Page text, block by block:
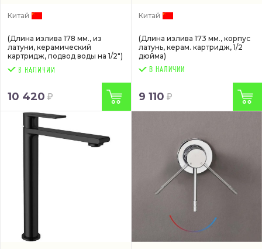
Китай
(Длина излива 178 мм., из
латуни, керамический
картридж, подвод воды на 1/2")
10 420
Китай
(Длина излива 173 мм., корпус
латунь, керам. картридж, 1/2
дюйма)
В НАЛИЧИИ
9 110